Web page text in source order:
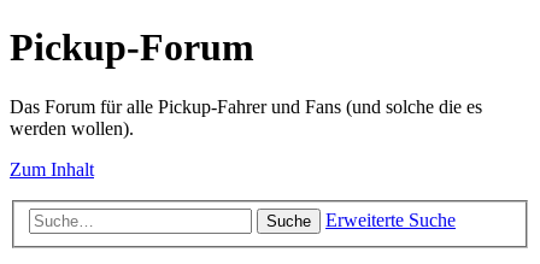
Pickup-Forum
Das Forum für alle Pickup-Fahrer und Fans (und solche die es
werden wollen).
Zum Inhalt
Suche Erweiterte Suche